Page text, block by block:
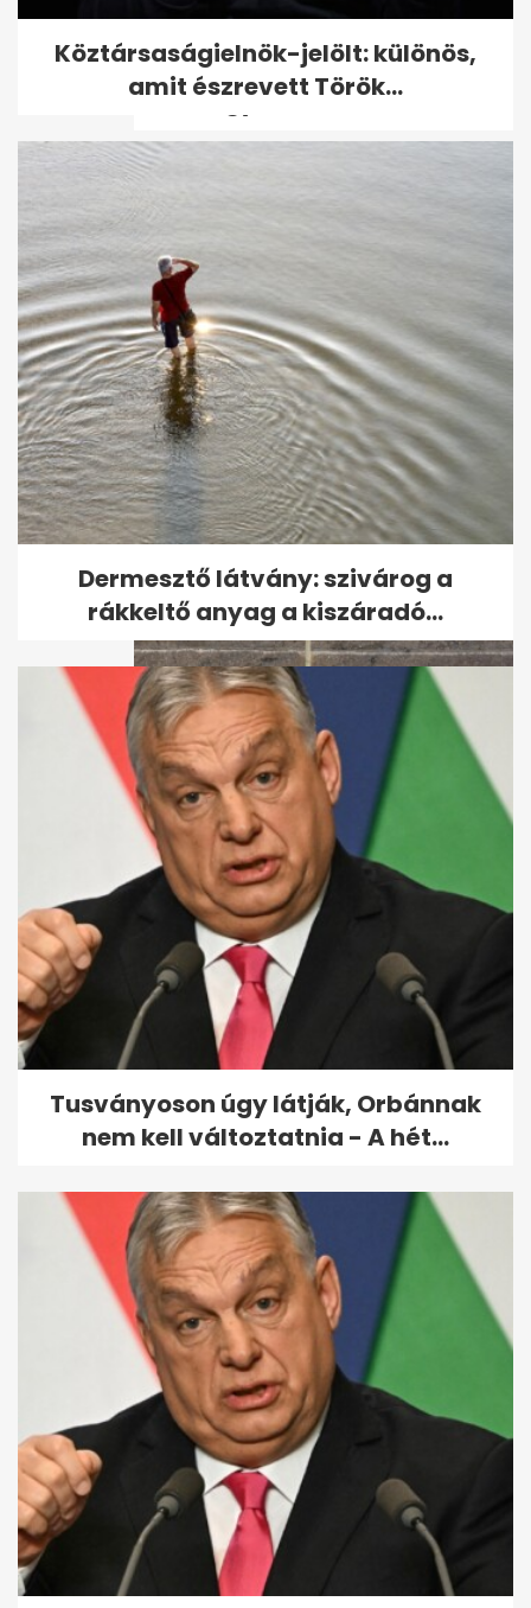
Egy idős asszony 40 milliót
hagyott a gondozójára,
csakhogy két...
Orbán luxusétteremben járt a
Comói-tó partján
Elsüllyedt egy luxusjacht
Szicília partjainál - egy ember
meghalt,...
Köztársaságielnök-jelölt: különös,
amit észrevett Török...
Dermesztő látvány: szivárog a
rákkeltő anyag a kiszáradó...
Tusványoson úgy látják, Orbánnak
nem kell változtatnia - A hét...